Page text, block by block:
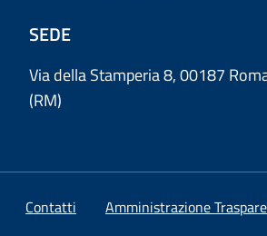
SEDE
Via della Stamperia 8, 00187
(RM)
Contatti Amministrazione